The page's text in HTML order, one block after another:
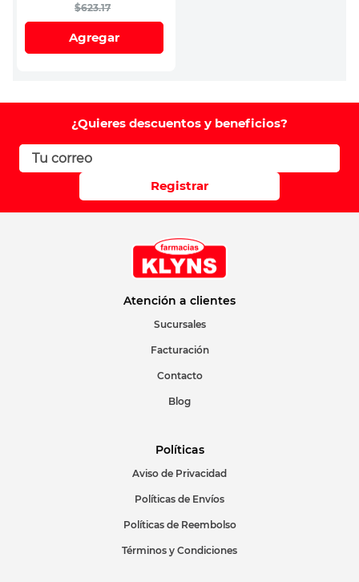
$623.17
Agregar
¿Quieres descuentos y beneficios?
Registrar
Atención a clientes
Sucursales
Facturación
Contacto
Blog
Políticas
Aviso de Privacidad
Políticas de Envíos
Políticas de Reembolso
Términos y Condiciones